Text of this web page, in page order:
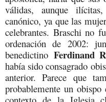
válidas, aunque
canónico, ya que las
celebrantes. Braschi no
ordenación de 2002:
benedictino Ferdinand
había sido consagrado
anterior. Parece que
probablemente un